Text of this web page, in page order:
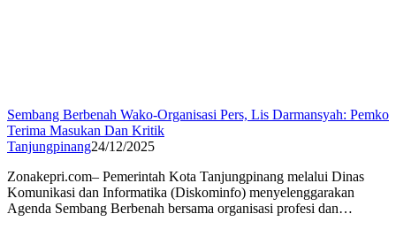
Sembang Berbenah Wako-Organisasi Pers, Lis Darmansyah: Pemko
Terima Masukan Dan Kritik
Tanjungpinang24/12/2025
Zonakepri.com– Pemerintah Kota Tanjungpinang melalui Dinas
Komunikasi dan Informatika (Diskominfo) menyelenggarakan
Agenda Sembang Berbenah bersama organisasi profesi dan…